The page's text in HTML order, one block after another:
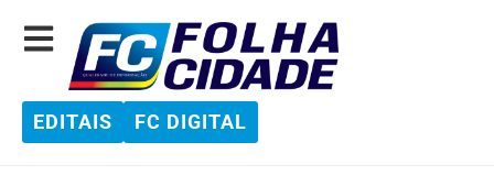
EDITAIS FC DIGITAL